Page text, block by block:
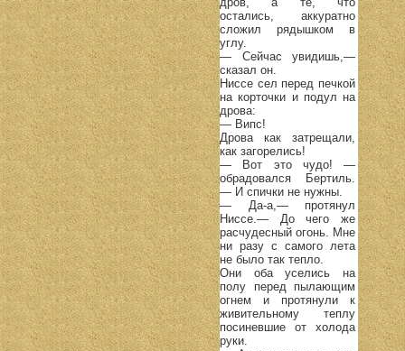
остались, аккуратно
сложил рядышком в
углу.
— Сейчас увидишь,—
сказал он.
Ниссе сел перед печкой
на корточки и подул на
дрова:
— Випс!
Дрова как затрещали,
как загорелись!
— Вот это чудо! —
обрадовался Бертиль.
— И спички не нужны.
— Да-а,— протянул
Ниссе.— До чего же
расчудесный огонь. Мне
ни разу с самого лета
не было так тепло.
Они оба уселись на
полу перед пылающим
огнем и протянули к
живительному теплу
посиневшие от холода
руки.